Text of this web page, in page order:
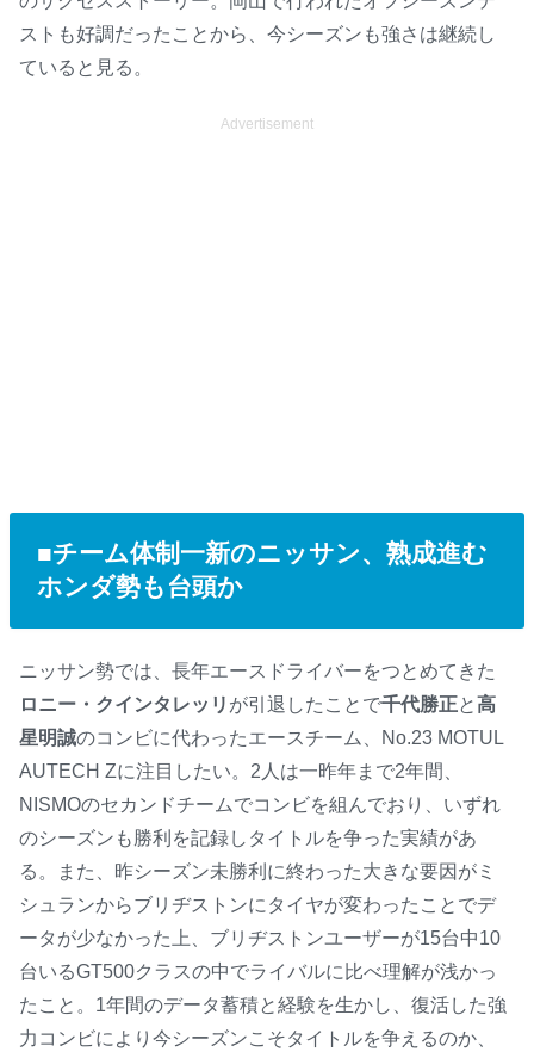
ストも好調だったことから、今シーズンも強さは継続し
ていると見る。
Advertisement
■チーム体制一新のニッサン、熟成進む
ホンダ勢も台頭か
ニッサン勢では、長年エースドライバーをつとめてきた
ロニー・クインタレッリ が引退したことで千代勝正と高
星明誠のコンビに代わったエースチーム、No.23 MOTUL
AUTECH Zに注目したい。2人は一昨年まで2年間、
NISMOのセカンドチームでコンビを組んでおり、いずれ
のシーズンも勝利を記録しタイトルを争った実績があ
る。また、昨シーズン未勝利に終わった大きな要因がミ
シュランからブリヂストンにタイヤが変わったことでデ
ータが少なかった上、ブリヂストンユーザーが15台中10
台いるGT500クラスの中でライバルに比べ理解が浅かっ
たこと。1年間のデータ蓄積と経験を生かし、復活した強
力コンビにより今シーズンこそタイトルを争えるのか、